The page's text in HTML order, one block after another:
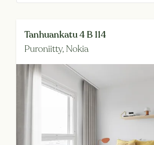
Tanhuankatu 4 B 114
Puroniitty, Nokia